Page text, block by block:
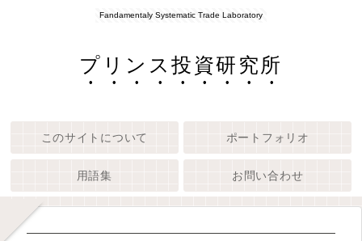
Fandamentaly Systematic Trade Laboratory
プリンス投資研究所
このサイトについて ポートフォリオ
用語集 お問い合わせ